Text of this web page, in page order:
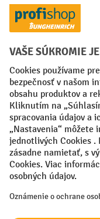
Creditcard
Faktúra
Sociálne siete
Facebook
YouTube
LinkedIn
Nastavenia ochrany
All prices excl. VAT plus